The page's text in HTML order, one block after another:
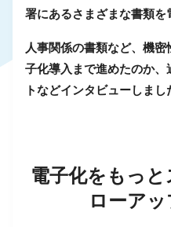
署にあるさまざまな書類を
人事関係の書類など、機
子化導入まで進めたのか、
トなどインタビューしまし
電子化をもっ
ローア